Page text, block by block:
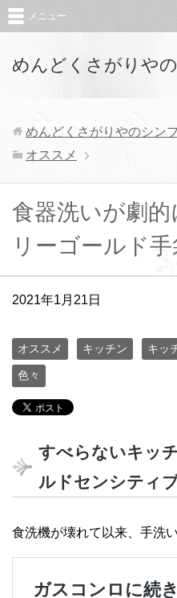
めんどくさがりや
メニュー
めんどくさがりやのシン
オススメ
食器洗いが劇
リーゴールド手
2021年1月21日
オススメ キッチン キッ
色々
すべらないキッ
ルドセンシティ
食洗機が壊れて以来、手洗